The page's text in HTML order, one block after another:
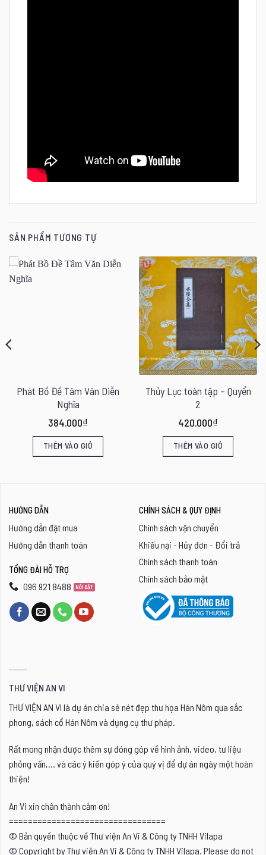
SẢN PHẨM TƯƠNG TỰ
Phát Bồ Đề Tâm Văn Diễn
Nghĩa
384.000₫
THÊM VÀO GIỎ
Thủy Lục toàn tập – Quyển
2
420.000₫
THÊM VÀO GIỎ
HƯỚNG DẪN
Hướng dẫn đặt mua
Hướng dẫn thanh toán
TỔNG ĐÀI HỖ TRỢ
096 921 8488
CHÍNH SÁCH & QUY ĐỊNH
Chính sách vận chuyển
Khiếu nại - Hủy đơn - Đổi trả
Chính sách thanh toán
Chính sách bảo mật
THƯ VIỆN AN VI
THƯ VIỆN AN VI là dự án chia sẻ nét đẹp thư họa Hán Nôm qua sắc
phong, sách cổ Hán Nôm và dụng cụ thư pháp.
Rất mong nhận được thêm sự đóng góp về hình ảnh, video, tư liệu
phỏng vấn,... và các ý kiến góp ý của quý vị để dự án ngày một hoàn
thiện!
An Vi xin chân thành cảm ơn!
=================================
© Bản quyền thuộc về Thư viện An Vi & Công ty TNHH Vilapa
© Copyright by Thư viện An Vi & Công ty TNHH Vilapa. Please do not